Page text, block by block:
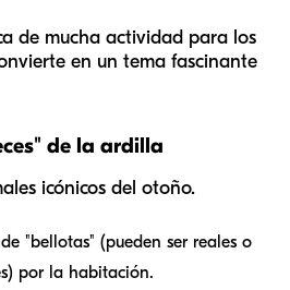
de mucha actividad para los
en un tema fascinante
de la ardilla
icónicos del otoño.
"bellotas" (pueden ser reales o
por la habitación.